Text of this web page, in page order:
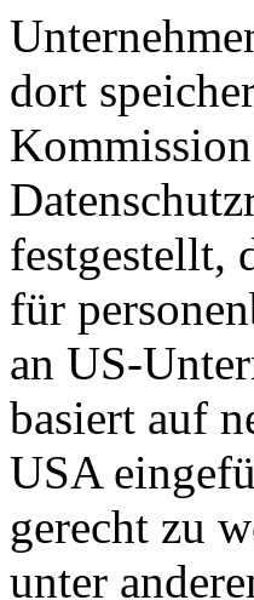
dort
festgestellt,
für
an US-
basiert auf
USA
gerecht zu
unter